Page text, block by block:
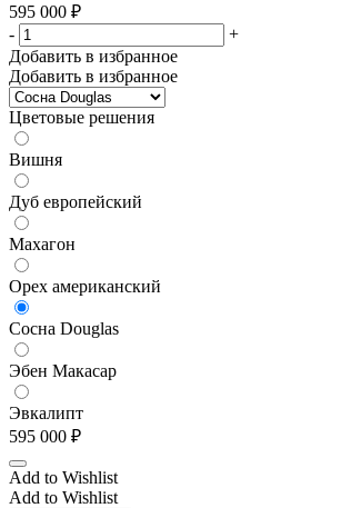
595 000 ₽
-
+
Добавить в избранное
Добавить в избранное
Цветовые решения
Вишня
Дуб европейский
Махагон
Орех американский
Сосна Douglas
Эбен Макасар
Эвкалипт
595 000 ₽
Add to Wishlist
Add to Wishlist